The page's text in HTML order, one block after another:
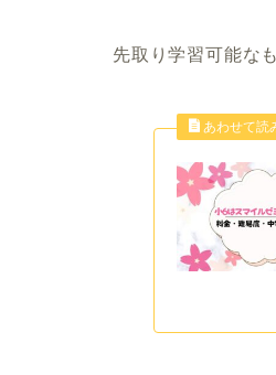
先取り学習可能な